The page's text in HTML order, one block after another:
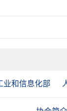
业和信息化部